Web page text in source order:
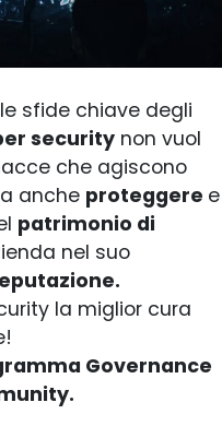
sfide chiave degli
security non vuol
che agiscono
anche proteggere e
patrimonio di
nel suo
la miglior cura
Governance